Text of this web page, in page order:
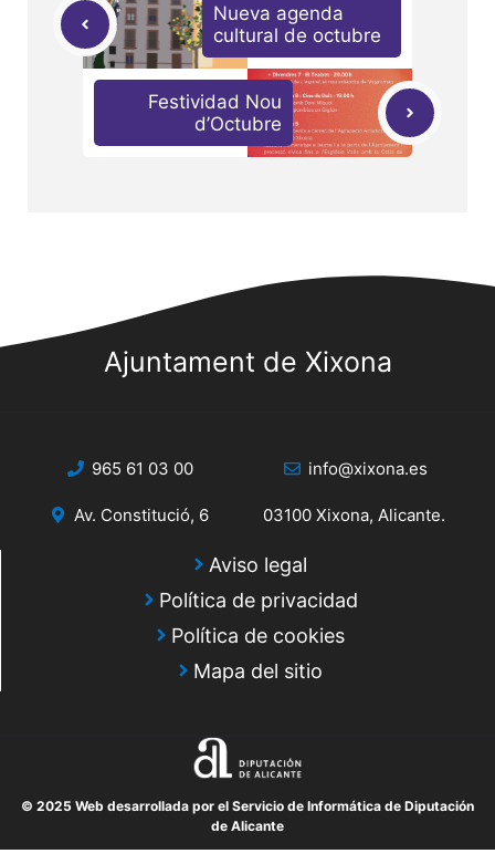
Nueva agenda
cultural de octubre
Festividad Nou
d’Octubre
Ajuntament de Xixona
965 61 03 00 info@xixona.es
Av. Constitució, 6 03100 Xixona, Alicante.
Aviso legal
Política de privacidad
Política de cookies
Mapa del sitio
© 2025 Web desarrollada por el Servicio de Informática de Diputación
de Alicante